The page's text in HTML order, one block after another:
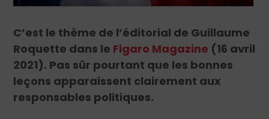
C’est le thème de l’éditorial de Guillaume
Roquette dans le Figaro Magazine (16 avril
2021). Pas sûr pourtant que les bonnes
leçons apparaissent clairement aux
responsables politiques.